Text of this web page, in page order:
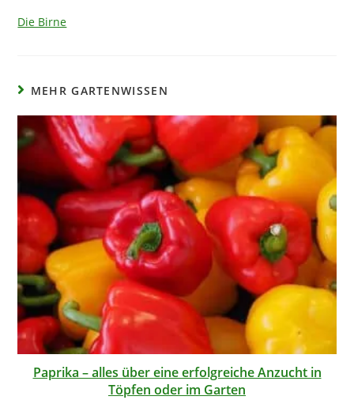
Die Birne
MEHR GARTENWISSEN
Paprika – alles über eine erfolgreiche Anzucht in
Töpfen oder im Garten